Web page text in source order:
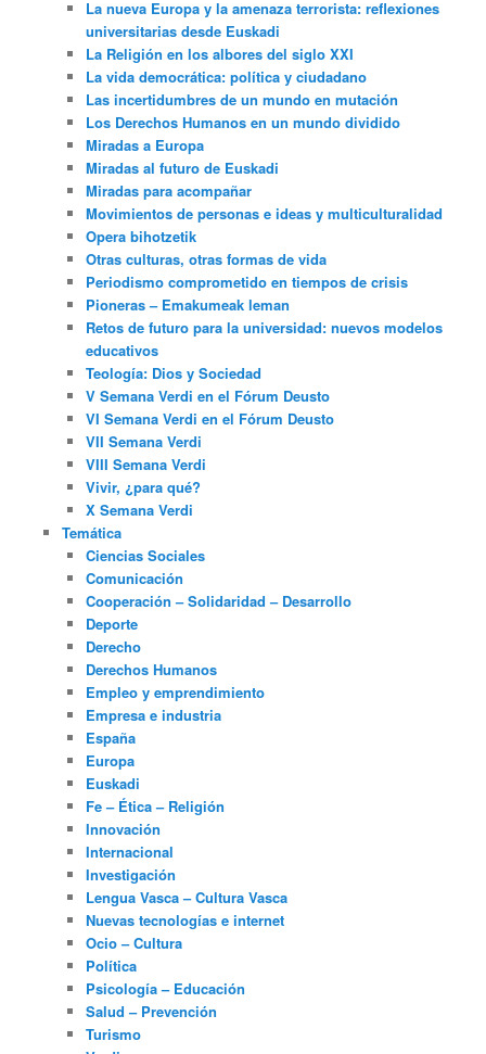
La nueva Europa y la amenaza terrorista: reflexiones
universitarias desde Euskadi
La Religión en los albores del siglo XXI
La vida democrática: política y ciudadano
Las incertidumbres de un mundo en mutación
Los Derechos Humanos en un mundo dividido
Miradas a Europa
Miradas al futuro de Euskadi
Miradas para acompañar
Movimientos de personas e ideas y multiculturalidad
Opera bihotzetik
Otras culturas, otras formas de vida
Periodismo comprometido en tiempos de crisis
Pioneras – Emakumeak leman
Retos de futuro para la universidad: nuevos modelos
educativos
Teología: Dios y Sociedad
V Semana Verdi en el Fórum Deusto
VI Semana Verdi en el Fórum Deusto
VII Semana Verdi
VIII Semana Verdi
Vivir, ¿para qué?
X Semana Verdi
Temática
Ciencias Sociales
Comunicación
Cooperación – Solidaridad – Desarrollo
Deporte
Derecho
Derechos Humanos
Empleo y emprendimiento
Empresa e industria
España
Europa
Euskadi
Fe – Ética – Religión
Innovación
Internacional
Investigación
Lengua Vasca – Cultura Vasca
Nuevas tecnologías e internet
Ocio – Cultura
Política
Psicología – Educación
Salud – Prevención
Turismo